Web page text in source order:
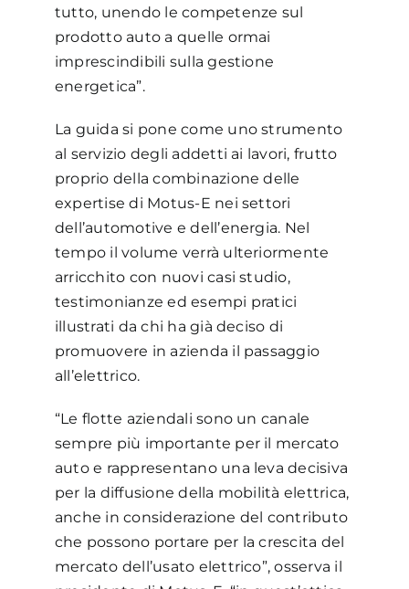
tutto, unendo le competenze sul
prodotto auto a quelle ormai
imprescindibili sulla gestione
energetica”.
La guida si pone come uno strumento
al servizio degli addetti ai lavori, frutto
proprio della combinazione delle
expertise di Motus-E nei settori
dell’automotive e dell’energia. Nel
tempo il volume verrà ulteriormente
arricchito con nuovi casi studio,
testimonianze ed esempi pratici
illustrati da chi ha già deciso di
promuovere in azienda il passaggio
all’elettrico.
“Le flotte aziendali sono un canale
sempre più importante per il mercato
auto e rappresentano una leva decisiva
per la diffusione della mobilità elettrica,
anche in considerazione del contributo
che possono portare per la crescita del
mercato dell’usato elettrico”, osserva il